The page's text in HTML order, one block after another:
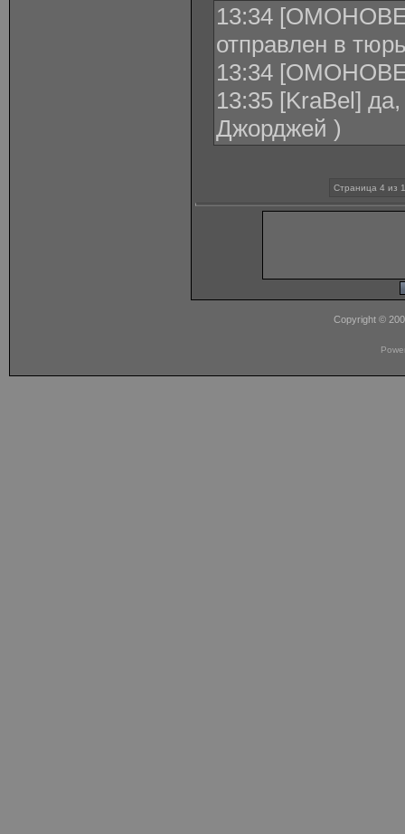
13:34
отправлен в
13:34
13:35 [KraBel]
Джорджей )
Страница 4 из
Copyright ©